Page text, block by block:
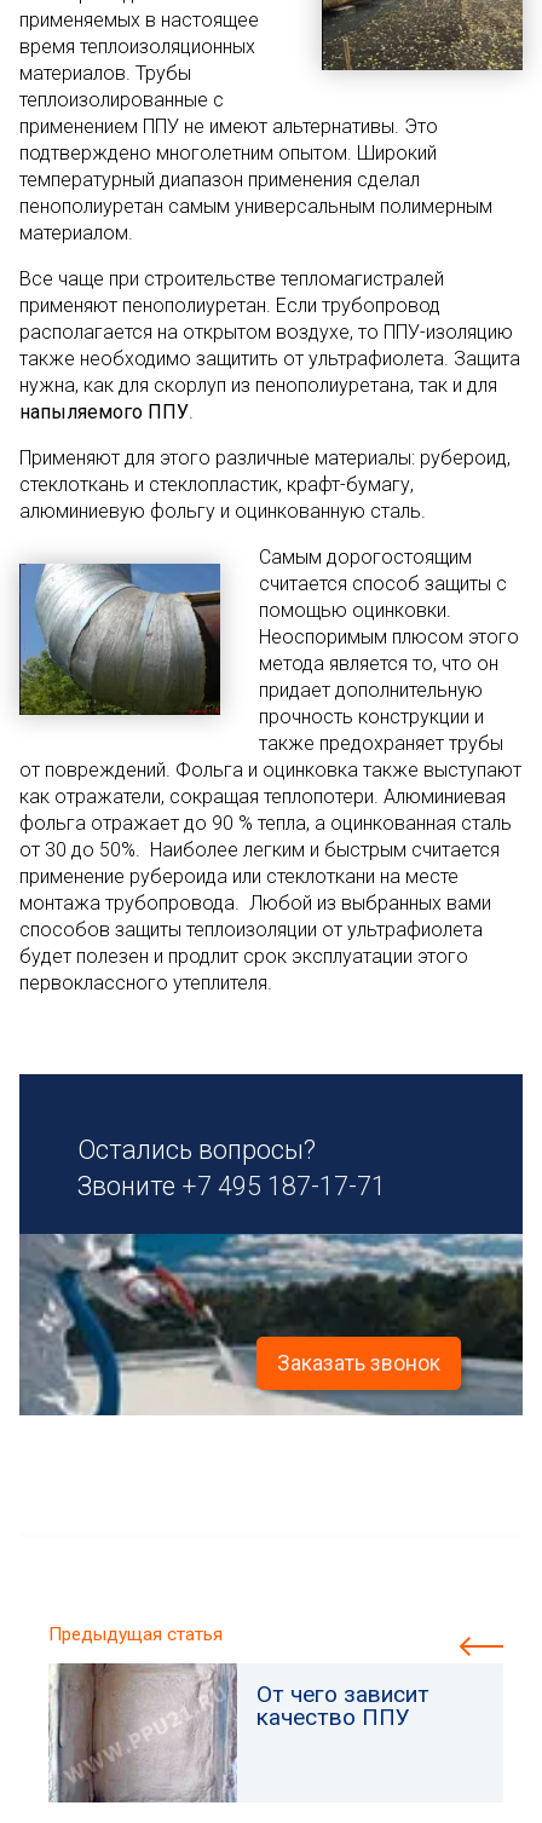
применяемых в настоящее
время теплоизоляционных
материалов. Трубы
теплоизолированные с
применением ППУ не имеют альтернативы. Это
подтверждено многолетним опытом. Широкий
температурный диапазон применения сделал
пенополиуретан самым универсальным полимерным
материалом.
Все чаще при строительстве тепломагистралей
применяют пенополиуретан. Если трубопровод
располагается на открытом воздухе, то ППУ-изоляцию
также необходимо защитить от ультрафиолета. Защита
нужна, как для скорлуп из пенополиуретана, так и для
напыляемого ППУ.
Применяют для этого различные материалы: рубероид,
стеклоткань и стеклопластик, крафт-бумагу,
алюминиевую фольгу и оцинкованную сталь.
Самым дорогостоящим
считается способ защиты с
помощью оцинковки.
Неоспоримым плюсом этого
метода является то, что он
придает дополнительную
прочность конструкции и
также предохраняет трубы
от повреждений. Фольга и оцинковка также выступают
как отражатели, сокращая теплопотери. Алюминиевая
фольга отражает до 90 % тепла, а оцинкованная сталь
от 30 до 50%. Наиболее легким и быстрым считается
применение рубероида или стеклоткани на месте
монтажа трубопровода. Любой из выбранных вами
способов защиты теплоизоляции от ультрафиолета
будет полезен и продлит срок эксплуатации этого
первоклассного утеплителя.
Остались вопросы?
Звоните +7 495 187-17-71
Заказать звонок
Предыдущая статья
От чего зависит
качество ППУ